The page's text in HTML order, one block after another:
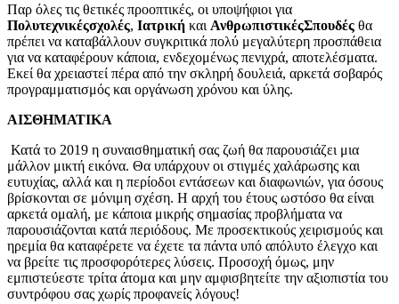
Παρ όλες τις θετικές προοπτικές, οι υποψήφιοι για
Πολυτεχνικέςσχολές, Ιατρική και ΑνθρωπιστικέςΣπουδές θα
πρέπει να καταβάλλουν συγκριτικά πολύ μεγαλύτερη προσπάθεια
για να καταφέρουν κάποια, ενδεχομένως πενιχρά, αποτελέσματα.
Εκεί θα χρειαστεί πέρα από την σκληρή δουλειά, αρκετά σοβαρός
προγραμματισμός και οργάνωση χρόνου και ύλης.
ΑΙΣΘΗΜΑΤΙΚΑ
Κατά το 2019 η συναισθηματική σας ζωή θα παρουσιάζει μια
μάλλον μικτή εικόνα. Θα υπάρχουν οι στιγμές χαλάρωσης και
ευτυχίας, αλλά και η περίοδοι εντάσεων και διαφωνιών, για όσους
βρίσκονται σε μόνιμη σχέση. Η αρχή του έτους ωστόσο θα είναι
αρκετά ομαλή, με κάποια μικρής σημασίας προβλήματα να
παρουσιάζονται κατά περιόδους. Με προσεκτικούς χειρισμούς και
ηρεμία θα καταφέρετε να έχετε τα πάντα υπό απόλυτο έλεγχο και
να βρείτε τις προσφορότερες λύσεις. Προσοχή όμως, μην
εμπιστεύεστε τρίτα άτομα και μην αμφισβητείτε την αξιοπιστία του
συντρόφου σας χωρίς προφανείς λόγους!